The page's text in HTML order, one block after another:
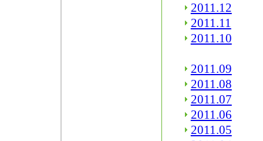
2011.12
2011.11
2011.10
2011.09
2011.08
2011.07
2011.06
2011.05